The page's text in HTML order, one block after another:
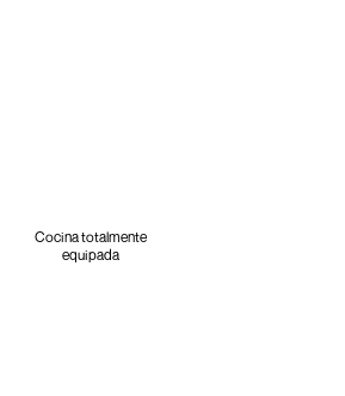
Cocina totalmente
equipada